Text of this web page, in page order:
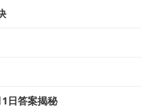
日答案揭秘